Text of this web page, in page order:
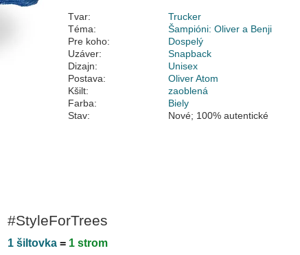
Tvar:
Trucker
Téma:
Šampióni: Oliver a Benji
Pre koho:
Dospelý
Uzáver:
Snapback
Dizajn:
Unisex
Postava:
Oliver Atom
Kšilt:
zaoblená
Farba:
Biely
Stav:
Nové; 100% autentické
#StyleForTrees
1 šiltovka = 1 strom